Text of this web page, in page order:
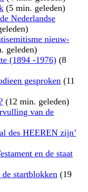
(5 min. geleden)
Nederlandse
nieuw-
geleden)
(1894 -1976) (8
gesproken (11
(12 min. geleden)
van de
des HEEREN zijn’
en de staat
startblokken (19